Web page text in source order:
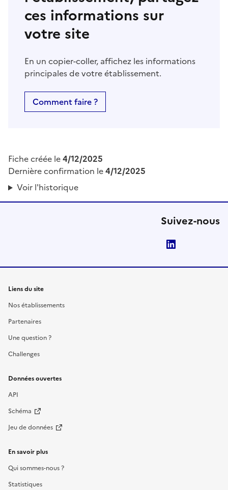
ces informations sur
votre site
En un copier-coller, affichez les informations
principales de votre établissement.
Comment faire ?
Fiche créée le4/12/2025
Dernière confirmation le4/12/2025
Voir l'historique
Suivez-nous
Liens du site
Nos établissements
Partenaires
Une question ?
Challenges
Données ouvertes
API
Schéma
Jeu de données
En savoir plus
Qui sommes-nous ?
Statistiques